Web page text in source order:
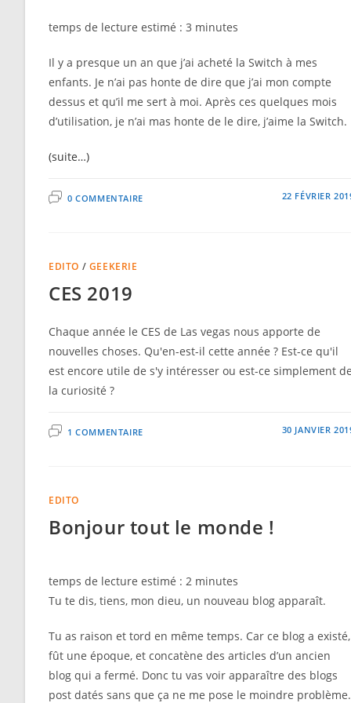
temps de lecture estimé : 3 minutes
Il y a presque un an que j’ai acheté la Switch à mes
enfants. Je n’ai pas honte de dire que j’ai mon compte
dessus et qu’il me sert à moi. Après ces quelques mois
d’utilisation, je n’ai mas honte de le dire, j’aime la Switch.
(suite…)
0 COMMENTAIRE 22 FÉVRIER
EDITO / GEEKERIE
CES 2019
Chaque année le CES de Las vegas nous apporte de
nouvelles choses. Qu'en-est-il cette année ? Est-ce qu'il
est encore utile de s'y intéresser ou est-ce simplement
la curiosité ?
1 COMMENTAIRE 30 JANVIER
EDITO
Bonjour tout le monde !
temps de lecture estimé : 2 minutes
Tu te dis, tiens, mon dieu, un nouveau blog apparaît.
Tu as raison et tord en même temps. Car ce blog a existé,
fût une époque, et concatène des articles d’un ancien
blog qui a fermé. Donc tu vas voir apparaître des blogs
post datés sans que ça ne me pose le moindre problème.